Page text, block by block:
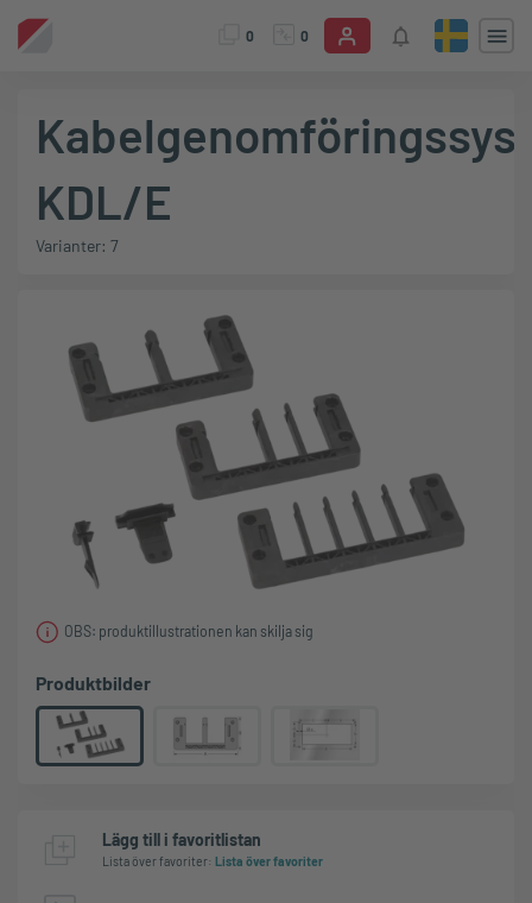
0 0
KDL/E
Varianter: 7
OBS: produktillustrationen kan skilja sig
Produktbilder
Lägg till i favoritlistan
Lista över favoriter:Lista över favoriter